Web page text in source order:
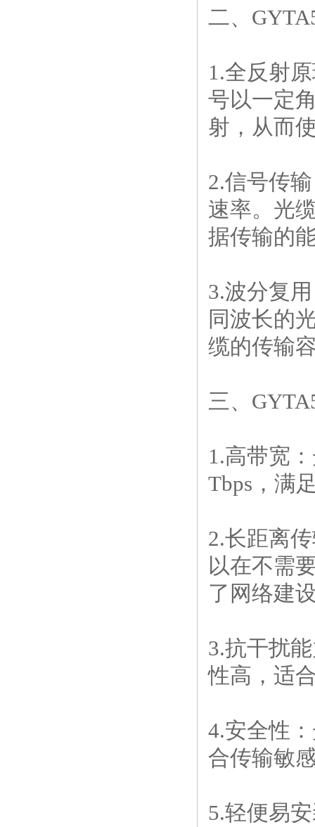
二、
1.全反射
号以一定
射，从而
2.信号传
速率。光
据传输的
3.波分复
同波长的
缆的传输
三、
1.高带宽
Tbps，满
2.长距离
以在不需
了网络建
3.抗干扰
性高，适
4.安全性
合传输敏
5.轻便易